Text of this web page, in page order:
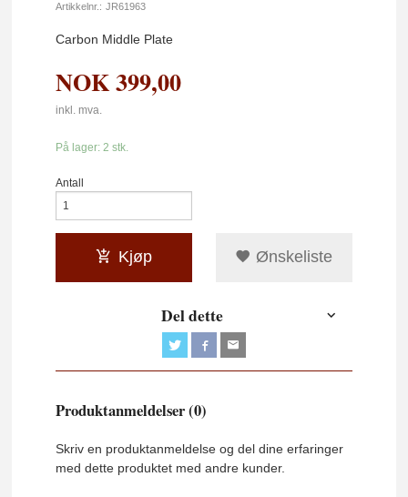
Artikkelnr.: JR61963
Carbon Middle Plate
NOK399,00
inkl. mva.
På lager: 2 stk.
Antall
Kjøp Ønskeliste
Del dette
Produktanmeldelser (0)
Skriv en produktanmeldelse og del dine erfaringer
med dette produktet med andre kunder.